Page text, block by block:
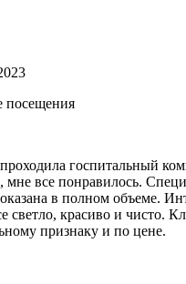
посещения
госпитальный
мне все понравилось.
в полном объеме.
светло, красиво и чисто.
признаку и по цене.